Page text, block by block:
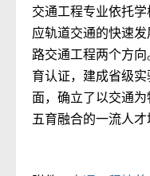
交通工程专业依托
应轨道交通的快速
路交通工程两个方
育认证，建成省级
面，确立了以交通
五育融合的一流人